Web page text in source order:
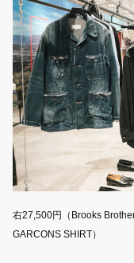
右27,500円（Brooks
GARCONS SHIRT）